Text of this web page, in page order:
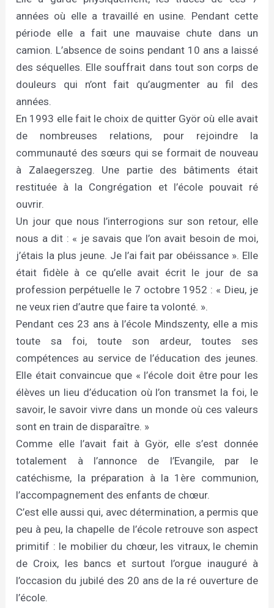
années où elle a travaillé en usine. Pendant cette
période elle a fait une mauvaise chute dans un
camion. L’absence de soins pendant 10 ans a laissé
des séquelles. Elle souffrait dans tout son corps de
douleurs qui n’ont fait qu’augmenter au fil des
années.
En 1993 elle fait le choix de quitter Györ où elle avait
de nombreuses relations, pour rejoindre la
communauté des sœurs qui se formait de nouveau
à Zalaegerszeg. Une partie des bâtiments était
restituée à la Congrégation et l’école pouvait ré
ouvrir.
Un jour que nous l’interrogions sur son retour, elle
nous a dit : « je savais que l’on avait besoin de moi,
j’étais la plus jeune. Je l’ai fait par obéissance ». Elle
était fidèle à ce qu’elle avait écrit le jour de sa
profession perpétuelle le 7 octobre 1952 : « Dieu, je
ne veux rien d’autre que faire ta volonté. ».
Pendant ces 23 ans à l’école Mindszenty, elle a mis
toute sa foi, toute son ardeur, toutes ses
compétences au service de l’éducation des jeunes.
Elle était convaincue que « l’école doit être pour les
élèves un lieu d’éducation où l’on transmet la foi, le
savoir, le savoir vivre dans un monde où ces valeurs
sont en train de disparaître. »
Comme elle l’avait fait à Györ, elle s’est donnée
totalement à l’annonce de l’Evangile, par le
catéchisme, la préparation à la 1ère communion,
l’accompagnement des enfants de chœur.
C’est elle aussi qui, avec détermination, a permis que
peu à peu, la chapelle de l’école retrouve son aspect
primitif : le mobilier du chœur, les vitraux, le chemin
de Croix, les bancs et surtout l’orgue inauguré à
l’occasion du jubilé des 20 ans de la ré ouverture de
l’école.